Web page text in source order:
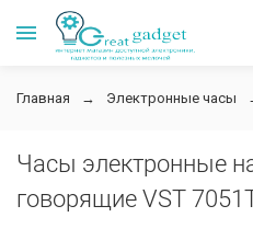
Главная Электронные часы
Часы электронные
говорящие VST